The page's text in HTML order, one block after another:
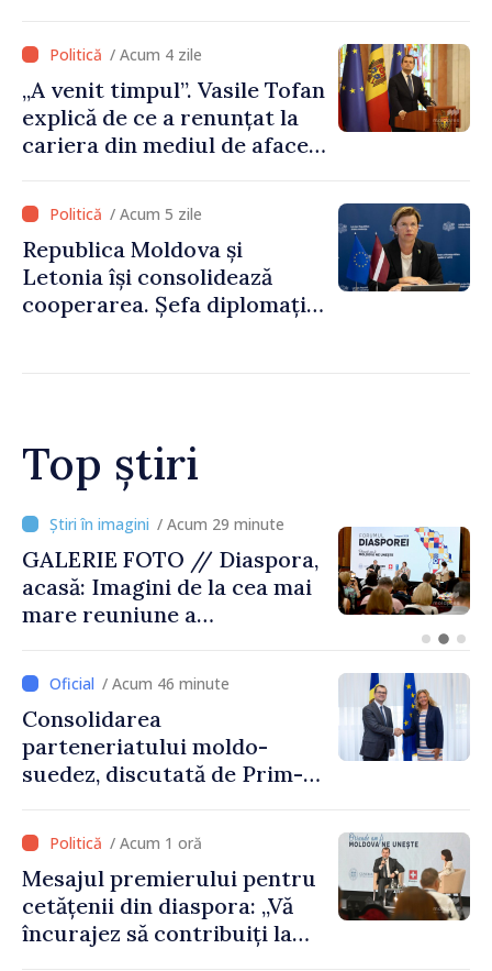
„Acest război trebuie să
înceteze”/ Acum 4 zile
„A venit timpul”. Vasile Tofan
explică de ce a renunțat la
cariera din mediul de afaceri
premier. Ce crede Igor
Grosu despre noul șef al
Guvernului
/ Acum 5 zile
Republica Moldova și
Letonia își consolidează
cooperarea. Șefa diplomației
Top știri
/ Acum 29 minute
GALERIE FOTO // Diaspora,
acasă: Imagini de la cea mai
mare reuniune a
hotare
/ Acum 46 minute
Consolidarea
parteneriatului moldo-
suedez, discutată de Prim-
Ambasadoarea Suediei,
Petra Lärke/ Acum 1 oră
Mesajul premierului pentru
cetățenii din diaspora: „Vă
încurajez să contribuiți la